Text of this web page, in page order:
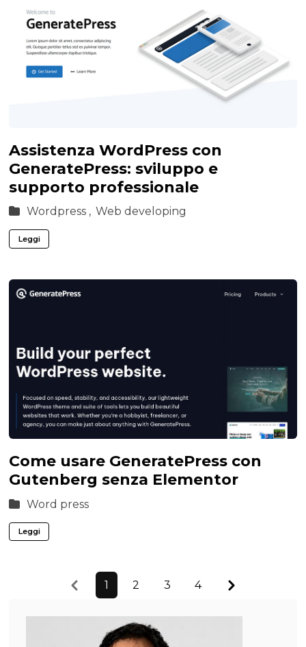
Assistenza WordPress con
GeneratePress: sviluppo e
supporto professionale
Wordpress , Web developing
Leggi
Come usare GeneratePress con
Gutenberg senza Elementor
Word press
Leggi
Previous1 2 3 4 Next